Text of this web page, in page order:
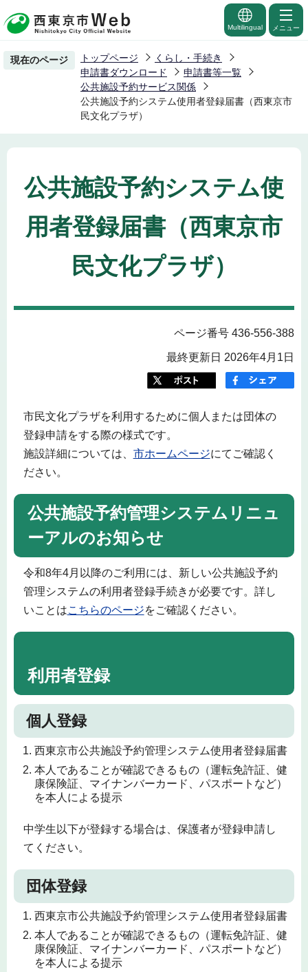
の
ー
Multilingual メニュー
現在のページ トップページ
くらし・手続き
申請書ダウンロード
申請書等一覧
公共施設予約サービス関係
公共施設予約システム使用者登録届書（西東京市
民文化プラザ）
公共施設予約システム使
用者登録届書（西東京市
民文化プラザ）
ページ番号 436-556-388
最終更新日 2026年4月1日
市民文化プラザを利用するために個人または団体の
登録申請をする際の様式です。
施設詳細については、 市ホームページにてご確認く
ださい。
公共施設予約管理システムリニュ
ーアルのお知らせ
令和8年4月以降のご利用には、新しい公共施設予約
管理システムの利用者登録手続きが必要です。詳し
いことはこちらのページをご確認ください。
利用者登録
個人登録
西東京市公共施設予約管理システム使用者登録届書
本人であることが確認できるもの（運転免許証、健
康保険証、マイナンバーカード、パスポートなど）
を本人による提示
中学生以下が登録する場合は、保護者が登録申請し
てください。
団体登録
西東京市公共施設予約管理システム使用者登録届書
本人であることが確認できるもの（運転免許証、健
康保険証、マイナンバーカード、パスポートなど）
を本人による提示